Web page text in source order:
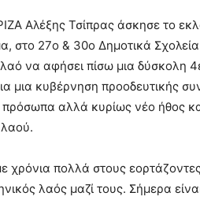
Αλέξης Τσίπρας άσκησε το
στο 27o & 30o Δημοτικά
να αφήσει πίσω μια δύσκολη
μια κυβέρνηση προοδευτικής
πρόσωπα αλλά κυρίως νέο ήθος
λαού.
χρόνια πολλά στους
λαός μαζί τους. Σήμερα